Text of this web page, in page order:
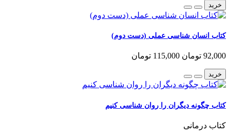
خرید
کتاب انسان شناسی عملی (دست دوم)
92,000 تومان 115,000 تومان
خرید
کتاب چگونه دیگران را روان شناسی کنیم
کتاب درمانی